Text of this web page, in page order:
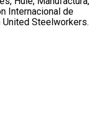
Internacional de
Steelworkers.